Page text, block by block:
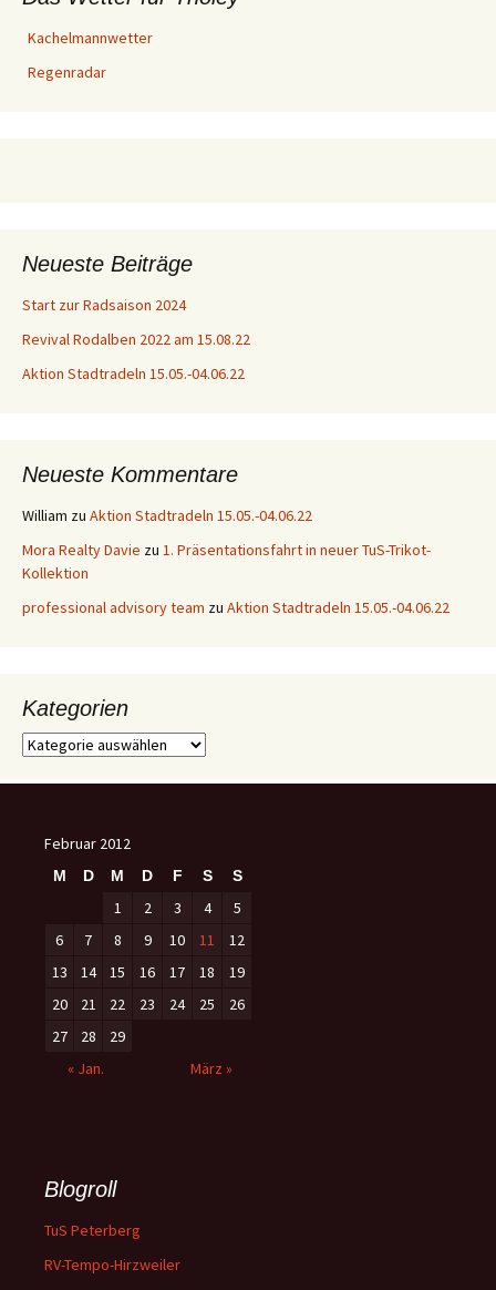
Kachelmannwetter
Regenradar
Neueste Beiträge
Start zur Radsaison 2024
Revival Rodalben 2022 am 15.08.22
Aktion Stadtradeln 15.05.-04.06.22
Neueste Kommentare
William zu Aktion Stadtradeln 15.05.-04.06.22
Mora Realty Davie zu 1. Präsentationsfahrt in neuer TuS-Trikot-
Kollektion
professional advisory team zu Aktion Stadtradeln 15.05.-04.06.22
Kategorien
Kategorien
Februar 2012
M D M D F S S
1 2 3 4
5
6
7 8 9 10 11
12
13
14 15 16 17 18
19
20
21 22 23 24 25
26
27
28
29
« Jan.
März »
Blogroll
TuS Peterberg
RV-Tempo-Hirzweiler